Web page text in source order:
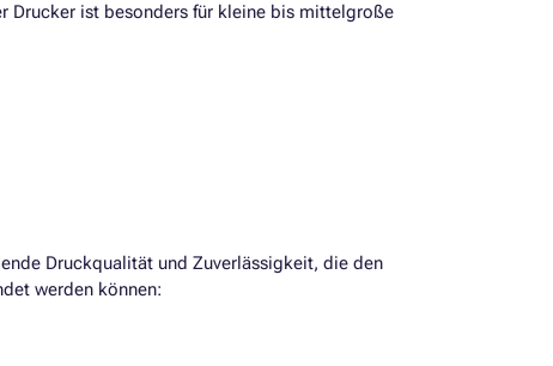
Drucker ist besonders für kleine bis mittelgroße
Druckqualität und Zuverlässigkeit, die den
werden können: